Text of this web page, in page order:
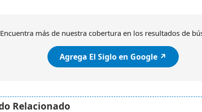
Encuentra más de nuestra cobertura en los resultados de
Agrega El Siglo en Google ↗️